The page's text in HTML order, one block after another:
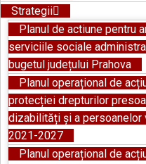
Strategii
Planul de actiune pentru
serviciile sociale
bugetul județului Prahova
Planul operațional de
protecției drepturilor
dizabilități și a persoanelor
2021-2027
Planul operațional de